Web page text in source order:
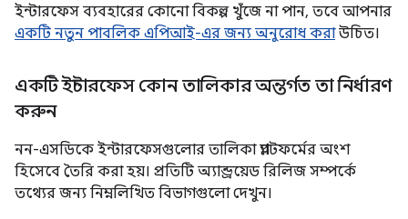
ইন্টারফেস ব্যবহারের কোনো বিকল্প খুঁজে না পান, তবে আপনার
একটি নতুন পাবলিক এপিআই-এর জন্য অনুরোধ করাউচিত।
একটি ইন্টারফেস কোন তালিকার অন্তর্গত তা নির্ধারণ
করুন
নন-এসডিকে ইন্টারফেসগুলোর তালিকা প্ল্যাটফর্মের অংশ
হিসেবে তৈরি করা হয়। প্রতিটি অ্যান্ড্রয়েড রিলিজ সম্পর্কে
তথ্যের জন্য নিম্নলিখিত বিভাগগুলো দেখুন।